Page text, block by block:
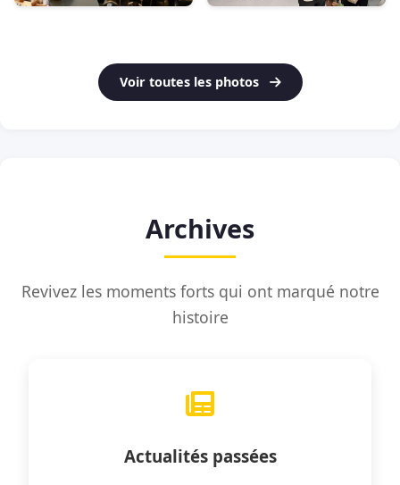
Voir toutes les photos
Archives
Revivez les moments forts qui ont marqué notre
histoire
Actualités passées